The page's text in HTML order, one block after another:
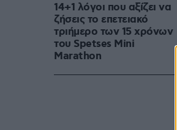
14+1 λόγοι που αξίζει να
ζήσεις το επετειακό
τριήμερο των 15 χρόνων
του Spetses Mini
Marathon